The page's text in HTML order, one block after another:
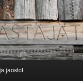
jaostot